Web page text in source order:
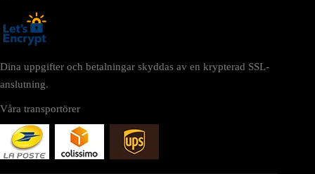
Dina uppgifter och betalningar skyddas av en krypterad SSL-
anslutning.
Våra transportörer